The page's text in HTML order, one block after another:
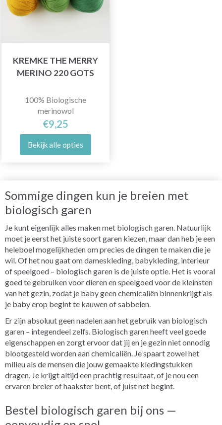
KREMKE THE MERRY
MERINO 220 GOTS
100% Biologische
merinowol
€9,25
Bekijk alle opties
Sommige dingen kun je breien met
biologisch garen
Je kunt eigenlijk alles maken met biologisch garen. Natuurlijk
moet je eerst het juiste soort garen kiezen, maar dan heb je een
heleboel mogelijkheden om precies de dingen te maken die je
wil. Of het nou gaat om dameskleding, babykleding, interieur
of speelgoed – biologisch garen is de juiste optie. Het is vooral
goed te gebruiken voor dieren en speelgoed voor de kleinsten
van het gezin, zodat je baby geen chemicaliën binnenkrijgt als
je baby erop begint te kauwen of sabbelen.
Er zijn absoluut geen nadelen aan het gebruik van biologisch
garen – integendeel zelfs. Biologisch garen heeft veel goede
eigenschappen en zorgt ervoor dat jij en je gezin niet onnodig
blootgesteld worden aan chemicaliën. Je spaart zowel het
milieu als de mensen die jouw gemaakte kledingstukken
dragen. Je krijgt altijd een prachtig resultaat, of je nou een
ervaren breier of haakster bent, of juist net begint.
Bestel biologisch garen bij ons —